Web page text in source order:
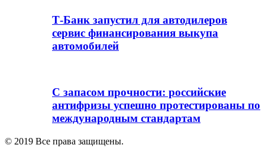
Т-Банк запустил для автодилеров
сервис финансирования выкупа
автомобилей
С запасом прочности: российские
антифризы успешно протестированы по
международным стандартам
© 2019 Все права защищены.